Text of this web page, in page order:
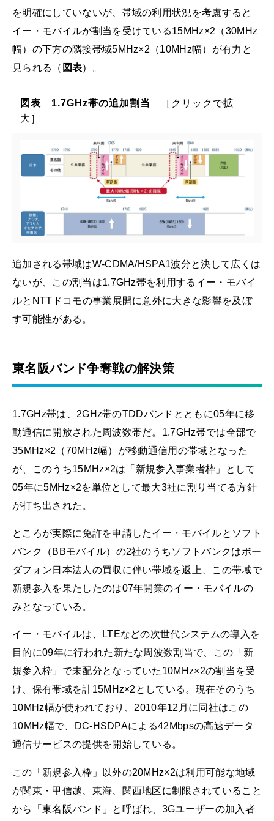
を明確にしていないが、帯域の利用状況を考慮すると
イー・モバイルが割当を受けている15MHz×2（30MHz
幅）の下方の隣接帯域5MHz×2（10MHz幅）が有力と
見られる（ 図表）。
図表 1.7GHz帯の追加割当
［クリックで拡
大］
追加される帯域はW-CDMA/HSPA1波分と決して広くは
ないが、この割当は1.7GHz帯を利用するイー・モバイ
ルとNTTドコモの事業展開に意外に大きな影響を及ぼ
す可能性がある。
東名阪バンド争奪戦の解決策
1.7GHz帯は、2GHz帯のTDDバンドとともに05年に移
動通信に開放された周波数帯だ。1.7GHz帯では全部で
35MHz×2（70MHz幅）が移動通信用の帯域となった
が、このうち15MHz×2は「新規参入事業者枠」として
05年に5MHz×2を単位として最大3社に割り当てる方針
が打ち出された。
ところが実際に免許を申請したイー・モバイルとソフト
バンク（BBモバイル）の2社のうちソフトバンクはボー
ダフォン日本法人の買収に伴い帯域を返上、この帯域で
新規参入を果たしたのは07年開業のイー・モバイルの
みとなっている。
イー・モバイルは、LTEなどの次世代システムの導入を
目的に09年に行われた新たな周波数割当で、この「新
規参入枠」で未配分となっていた10MHz×2の割当を受
け、保有帯域を計15MHz×2としている。現在そのうち
10MHz幅が使われており、2010年12月に同社はこの
10MHz幅で、DC-HSDPAによる42Mbpsの高速データ
通信サービスの提供を開始している。
この「新規参入枠」以外の20MHz×2は利用可能な地域
が関東・甲信越、東海、関西地区に制限されていること
から「東名阪バンド」と呼ばれ、3Gユーザーの加入者